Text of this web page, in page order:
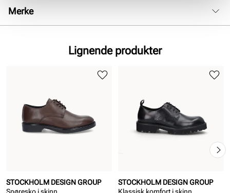
For:Skinn
Merke
Lignende produkter
STOCKHOLM DESIGN GROUP
STOCKHOLM DESIGN GROUP